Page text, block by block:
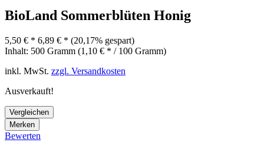
BioLand Sommerblüten Honig
5,50 € * 6,89 € * (20,17% gespart)
Inhalt: 500 Gramm (1,10 € * / 100 Gramm)
inkl. MwSt. zzgl. Versandkosten
Ausverkauft!
Vergleichen
Merken
Bewerten